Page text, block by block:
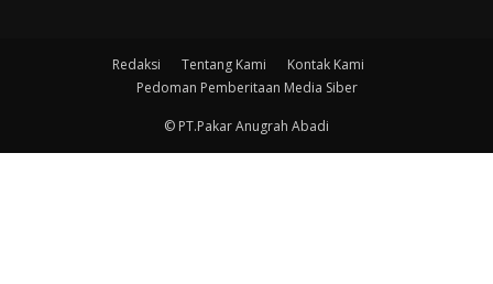
Redaksi Tentang Kami
Kontak Kami
Pedoman Pemberitaan Media Siber
© PT.Pakar Anugrah Abadi